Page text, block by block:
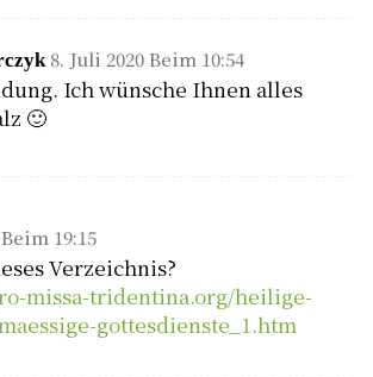
8. Juli 2020 Beim 10:54
Ich wünsche Ihnen alles
🙂
19:15
Verzeichnis?
missa-tridentina.org/heilige-
gottesdienste_1.htm